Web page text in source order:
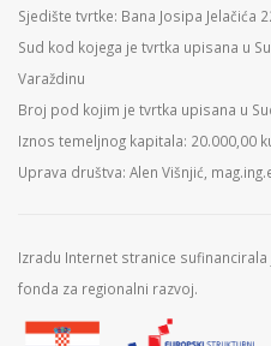
Sjedište tvrtke: Bana Josipa Jelačića
Sud kod kojega je tvrtka upisana u
Varaždinu
Broj pod kojim je tvrtka upisana u
Iznos temeljnog kapitala: 20.000,00
Uprava društva: Alen Višnjić,
Izradu Internet stranice
fonda za regionalni razvoj.